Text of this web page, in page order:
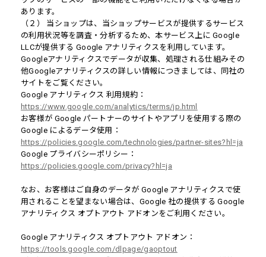
あります。
（２） 当ショップは、当ショップサービスが提供するサービス
の利用状況等を調査・分析するため、本サービス上に Google
LLCが提供する Google アナリティクスを利用しています。
Googleアナリティクスでデータが収集、処理される仕組みその
他Googleアナリティクスの詳しい情報につきましては、同社の
サイトをご覧ください。
Google アナリティクス 利用規約：
https://www.google.com/analytics/terms/jp.html
お客様が Google パートナーのサイトやアプリを使用する際の
Google によるデータ使用：
https://policies.google.com/technologies/partner-sites?hl=ja
Google プライバシーポリシー：
https://policies.google.com/privacy?hl=ja
なお、お客様はご自身のデータが Google アナリティクスで使
用されることを望まない場合は、Google 社の提供する Google
アナリティクス オプトアウト アドオンをご利用ください。
Google アナリティクス オプトアウト アドオン：
https://tools.google.com/dlpage/gaoptout